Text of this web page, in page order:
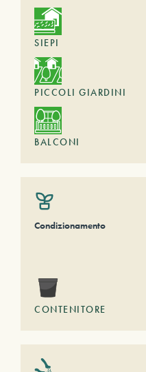
SIEPI
PICCOLI GIARDINI
BALCONI
Condizionamento
CONTENITORE